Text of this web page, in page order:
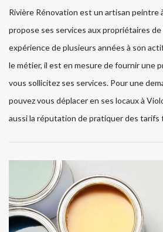
Rivière Rénovation est un artisan peintre
propose ses services aux propriétaires de
expérience de plusieurs années à son
le métier, il est en mesure de fournir une
vous sollicitez ses services. Pour une
pouvez vous déplacer en ses locaux à
aussi la réputation de pratiquer des tarifs